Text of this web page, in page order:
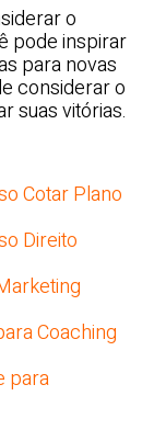
o
pode inspirar
para novas
considerar o
suas vitórias.
Cotar Plano
Direito
Coaching
para